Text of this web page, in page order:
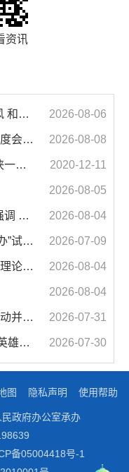
资讯
汪华东在督导群众身边不正之风 和腐败问题集中整治工作时强调 以更高标准更实举措纵深推进集中整治 不断增强人民群众获得感幸福感安全感 2026-08-06
蒋曦在台风“白海豚”防御工作调度会上强调 牢固树立和践行正确政绩观 切实维护人民群众生命财产安全 2026-08-08
濉溪县人大常委会副主任李秀侠一行调研城乡客运一体化和治超工作 2020-12-11
2026-08-05
汪华东在全市季度工作会议上强调 锚定打好“三仗”任务和年度预期目标不动摇 在全市上下掀起比学赶超争先进位的攻坚热潮 2026-08-04
市生态环境局窗口推进“跨域通办”试点 服务再升级 办事更便利 2026-07-09
市政府2026年第14次党组会 暨理论学习中心组学习会议召开 蒋曦主持会议并讲话 2026-08-04
2026-08-04
汪华东开展夏季“送清凉”慰问活动并调研专门教育工作 落实落细防暑降温措施 用心用情关爱一线职工 2026-07-31
汪华东蒋曦会见淮北舰和“攻坚英雄连”官兵代表 2026-07-30
图 隐私声明 使用帮助
政府办公室承办
备05004418号-1